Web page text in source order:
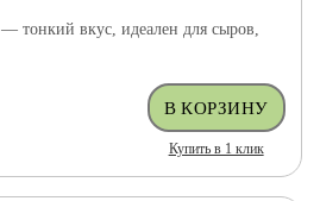
тонкий вкус, идеален для сыров,
Купить в 1 клик